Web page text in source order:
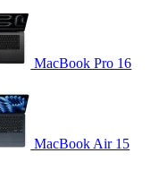
MacBook Pro 16
MacBook Air 15